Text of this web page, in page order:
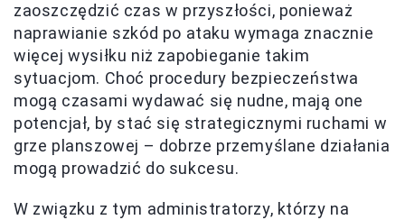
zaoszczędzić czas w przyszłości, ponieważ
naprawianie szkód po ataku wymaga znacznie
więcej wysiłku niż zapobieganie takim
sytuacjom. Choć procedury bezpieczeństwa
mogą czasami wydawać się nudne, mają one
potencjał, by stać się strategicznymi ruchami w
grze planszowej – dobrze przemyślane działania
mogą prowadzić do sukcesu.
W związku z tym administratorzy, którzy na